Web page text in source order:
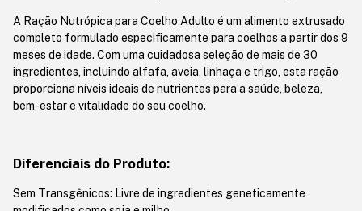
A Ração Nutrópica para Coelho Adulto é um alimento extrusado
completo formulado especificamente para coelhos a partir dos 9
meses de idade. Com uma cuidadosa seleção de mais de 30
ingredientes, incluindo alfafa, aveia, linhaça e trigo, esta ração
proporciona níveis ideais de nutrientes para a saúde, beleza,
bem-estar e vitalidade do seu coelho.
Diferenciais do Produto:
Sem Transgênicos: Livre de ingredientes geneticamente